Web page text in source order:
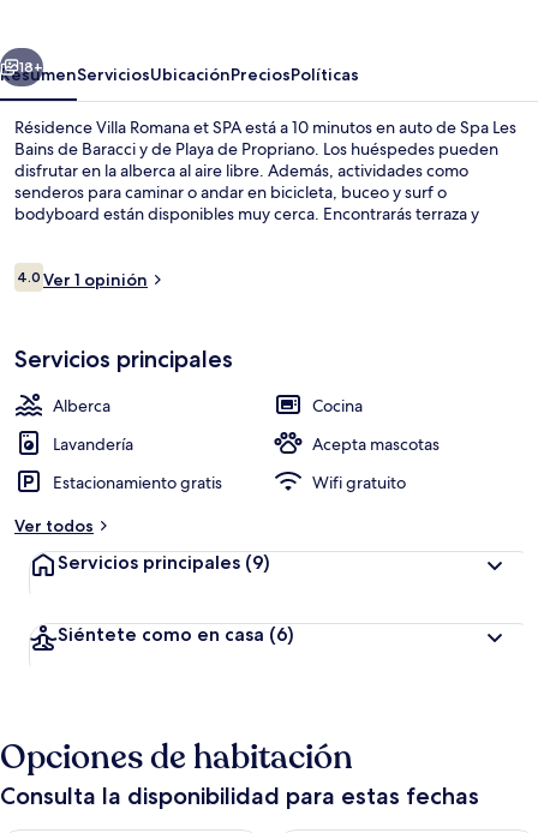
SPA
Siguiente
18+
ResumenServiciosUbicaciónPreciosPolíticas
Résidence Villa Romana et SPA está a 10 minutos en auto de Spa Les
Bains de Baracci y de Playa de Propriano. Los huéspedes pueden
disfrutar en la alberca al aire libre. Además, actividades como
senderos para caminar o andar en bicicleta, buceo y surf o
bodyboard están disponibles muy cerca. Encontrarás terraza y
Opiniones
4.04.0 de 10,
Ver 1 opinión
Servicios principales
Alberca
Cocina
Lavandería
Acepta mascotas
Estacionamiento gratis
Wifi gratuito
Ver todos
Servicios principales (9)
Siéntete como en casa (6)
Opciones de habitación
Consulta la disponibilidad para estas fechas